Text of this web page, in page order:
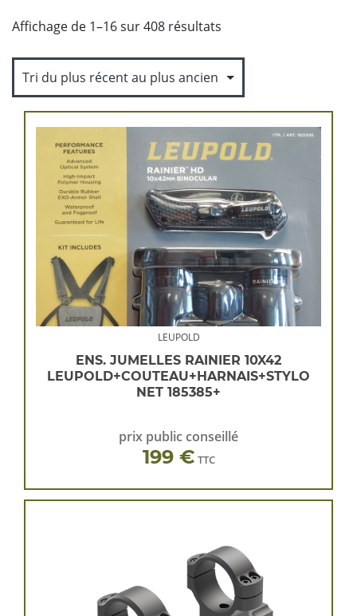
Affichage de 1–16 sur 408 résultats
au
plus
ancien
LEUPOLD
ENS. JUMELLES RAINIER 10X42
LEUPOLD+COUTEAU+HARNAIS+STYLO
NET 185385+
prix public conseillé
199 € TTC